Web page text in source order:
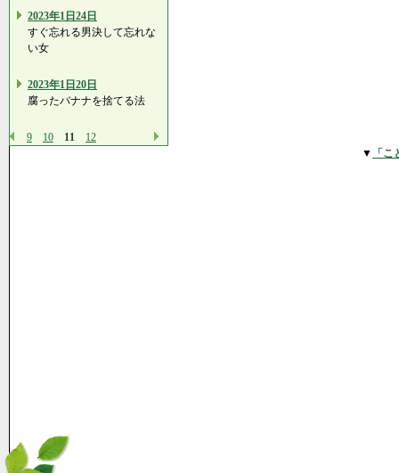
2023年1日24日
すぐ忘れる男決して忘れな
い女
2023年1日20日
腐ったバナナを捨てる法
9 10 11 12
▼ 「